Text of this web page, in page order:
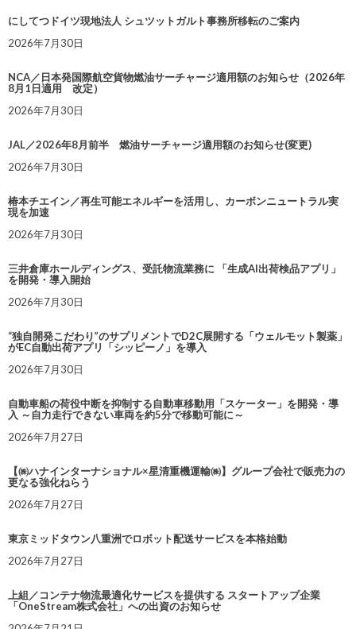
にしてつドイツ現地法人 シュツットガルト事務所移転のご案内
2026年7月30日
NCA／日本発国際航空貨物燃油サーチャージ適用額のお知らせ（2026年
8月1日適用 改定）
2026年7月30日
JAL／2026年8月前半 燃油サーチャージ適用額のお知らせ(変更)
2026年7月30日
椿本チエイン／再生可能エネルギーを活用し、カーボンニュートラル実
現を加速
2026年7月30日
三井倉庫ホールディングス、受託物流業務に 「生成AI出荷検品アプリ」
を開発・導入開始
2026年7月30日
“独自開発こだわり”のサプリメントでD2C展開する「ウェルモット製薬」
がEC自動出荷アプリ「シッピーノ」を導入
2026年7月30日
自動車船の荷役中断を抑制する自動車移動用「スケーター」を開発・導
入 ～自力走行できない車両を約5分で移動可能に～
2026年7月27日
【㈱ハナインターナショナル×星清重機運輸㈱】グループ会社で販売力の
更なる強化ねらう
2026年7月27日
東京ミッドタウン八重洲でロボット配送サービスを本格始動
2026年7月27日
上組／コンテナ物流最適化サービスを提供する スタートアップ企業
「OneStream株式会社」への出資のお知らせ